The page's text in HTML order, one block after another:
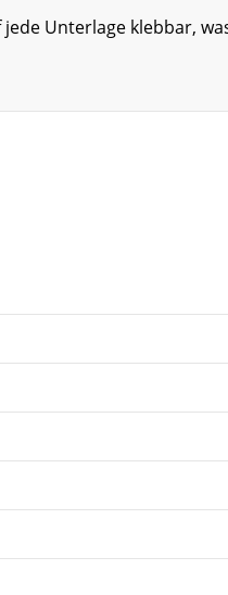
jede Unterlage klebbar,